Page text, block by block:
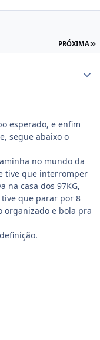
PRÓXIMA
esperado, e enfim
segue abaixo o
no mundo da
tive que interromper
na casa dos 97KG,
que parar por 8
organizado e bola pra